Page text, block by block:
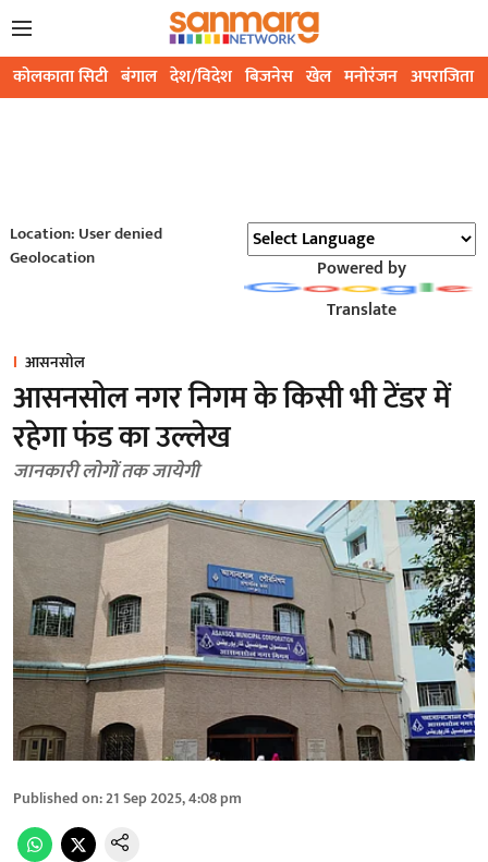
कोलकाता सिटी बंगाल देश/विदेश बिजनेस खेल मनोरंजन अपराजिता
Location: User denied
Geolocation
Powered by
Translate
आसनसोल
आसनसोल नगर निगम के किसी भी टेंडर में
रहेगा फंड का उल्लेख
जानकारी लोगों तक जायेगी
Published on:21 Sep 2025, 4:08 pm